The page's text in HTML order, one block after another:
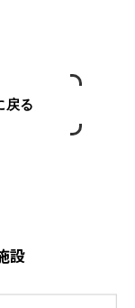
戻る
設